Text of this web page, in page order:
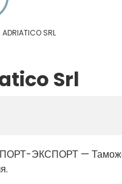
SRL
Srl
ЭКСПОРТ —